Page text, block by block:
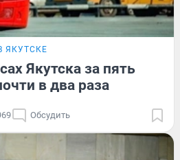
ЯКУТСКЕ
Якутска за пять
в два раза
Обсудить